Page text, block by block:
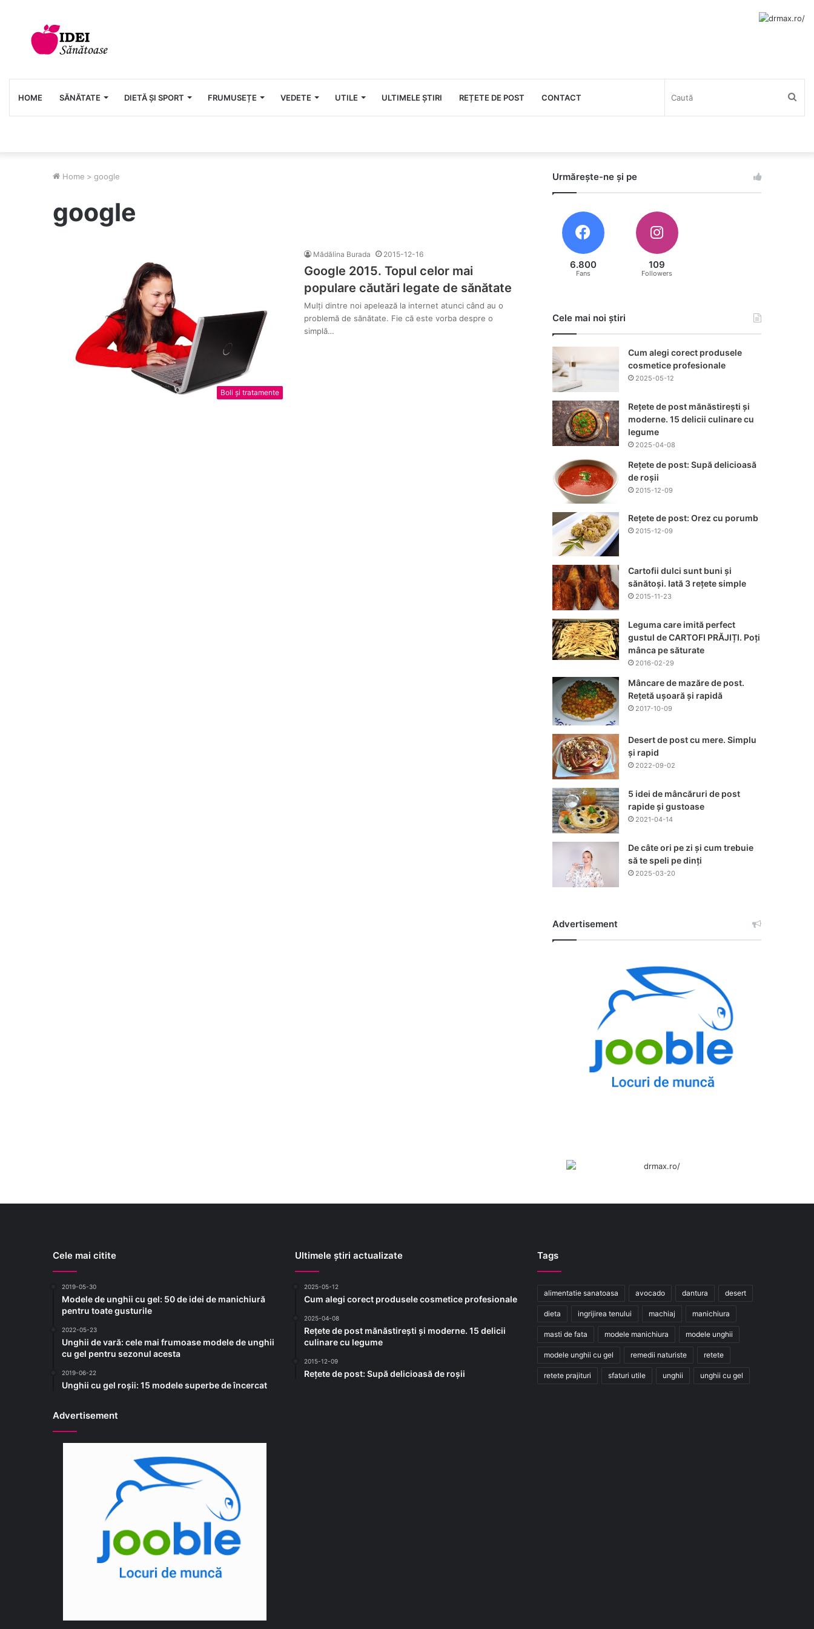
HOME SĂNĂTATE DIETĂ ȘI SPORT FRUMUSEȚE VEDETE UTILE ULTIMELE ȘTIRI REȚETE DE POST CONTACT
Home > google
google
Boli și tratamente
Mădălina Burada 2015-12-16
Google 2015. Topul celor mai
populare căutări legate de sănătate
Mulți dintre noi apelează la internet atunci când au o
problemă de sănătate. Fie că este vorba despre o
simplă…
Urmărește-ne și pe
6.800
Fans
109
Followers
Cele mai noi știri
Cum alegi corect produsele
cosmetice profesionale
2025-05-12
Rețete de post mănăstirești și
moderne. 15 delicii culinare cu
legume
2025-04-08
Rețete de post: Supă delicioasă
de roșii
2015-12-09
Rețete de post: Orez cu porumb
2015-12-09
Cartofii dulci sunt buni și
sănătoși. Iată 3 rețete simple
2015-11-23
Leguma care imită perfect
gustul de CARTOFI PRĂJIȚI. Poți
mânca pe săturate
2016-02-29
Mâncare de mazăre de post.
Rețetă ușoară și rapidă
2017-10-09
Desert de post cu mere. Simplu
și rapid
2022-09-02
5 idei de mâncăruri de post
rapide și gustoase
2021-04-14
De câte ori pe zi și cum trebuie
să te speli pe dinți
2025-03-20
Advertisement
Cele mai citite
2019-05-30
Modele de unghii cu gel: 50 de idei de manichiură
pentru toate gusturile
2022-05-23
Unghii de vară: cele mai frumoase modele de unghii
cu gel pentru sezonul acesta
2019-06-22
Unghii cu gel roșii: 15 modele superbe de încercat
Advertisement
Ultimele știri actualizate
2025-05-12
Cum alegi corect produsele cosmetice profesionale
2025-04-08
Rețete de post mănăstirești și moderne. 15 delicii
culinare cu legume
2015-12-09
Rețete de post: Supă delicioasă de roșii
Tags
alimentatie sanatoasa avocado dantura desert
dieta ingrijirea tenului machiaj manichiura
masti de fata modele manichiura modele unghii
modele unghii cu gel remedii naturiste retete
retete prajituri sfaturi utile unghii unghii cu gel